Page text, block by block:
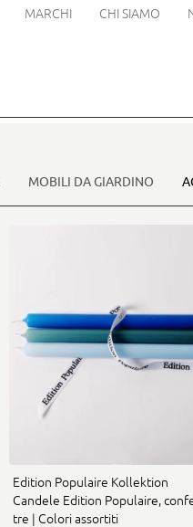
MARCHI CHI SIAMO
MOBILI DA GIARDINO
Edition Populaire Kollektion
Candele Edition Populaire,
tre | Colori assortiti